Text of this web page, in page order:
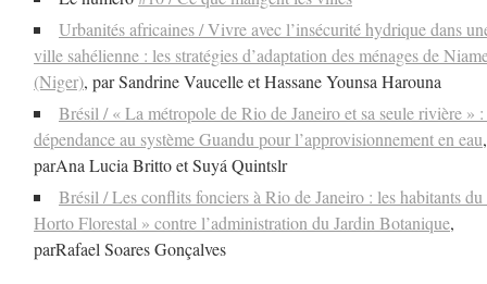
Urbanités africaines / Vivre avec l’insécurité hydrique dans
ville sahélienne : les stratégies d’adaptation des ménages de
(Niger), par Sandrine Vaucelle et Hassane Younsa Harouna
Brésil / « La métropole de Rio de Janeiro et sa seule rivière »
dépendance au système Guandu pour l’approvisionnement en eau,
parAna Lucia Britto et Suyá Quintslr
Brésil / Les conflits fonciers à Rio de Janeiro : les habitants du
Horto Florestal » contre l’administration du Jardin Botanique,
parRafael Soares Gonçalves